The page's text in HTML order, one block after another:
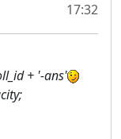
17:32
+ '-ans'